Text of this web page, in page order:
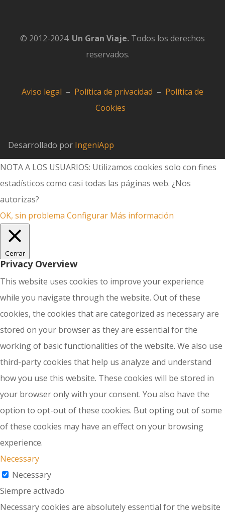
© 2012-2024. Un Gran Viaje. Todos los derechos
reservados.
Aviso legal – Política de privacidad – Política de
Cookies
Desarrollado por IngeniApp
NOTA A LOS USUARIOS: Utilizamos cookies solo con fines
estadísticos como casi todas las páginas web. ¿Nos
autorizas?
OK, sin problema Configurar Más información
Cerrar
Privacy Overview
This website uses cookies to improve your experience
while you navigate through the website. Out of these
cookies, the cookies that are categorized as necessary are
stored on your browser as they are essential for the
working of basic functionalities of the website. We also use
third-party cookies that help us analyze and understand
how you use this website. These cookies will be stored in
your browser only with your consent. You also have the
option to opt-out of these cookies. But opting out of some
of these cookies may have an effect on your browsing
experience.
Necessary
Necessary
Siempre activado
Necessary cookies are absolutely essential for the website